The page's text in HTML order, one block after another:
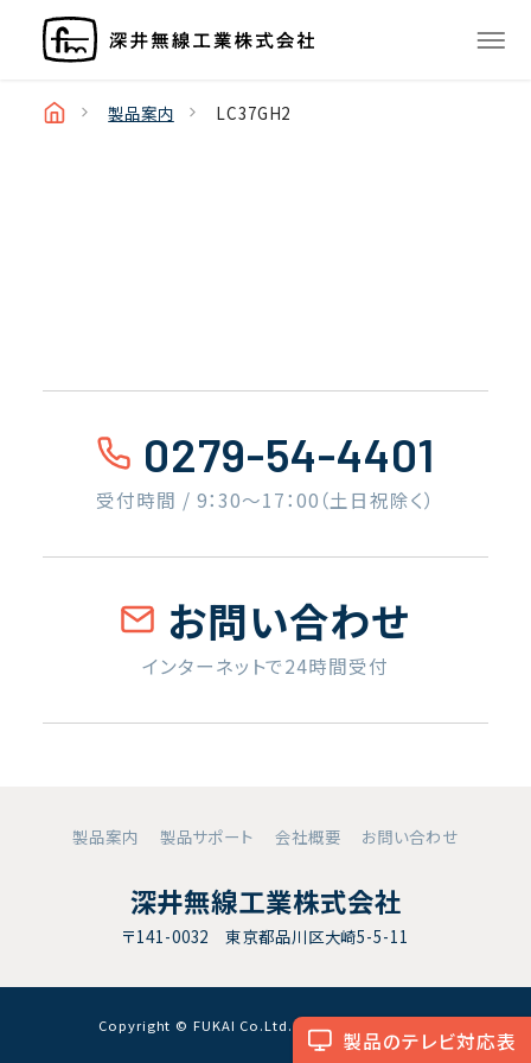
製品のテレビ対応表
製品案内 LC37GH2
0279-54-4401
受付時間 / 9：30〜17：00（土日祝除く）
お問い合わせ
インターネットで24時間受付
製品案内 製品サポート 会社概要 お問い合わせ
深井無線工業株式会社
〒141-0032 東京都品川区大崎5-5-11
Copyright © FUKAI Co.Ltd. All RightsReserved.